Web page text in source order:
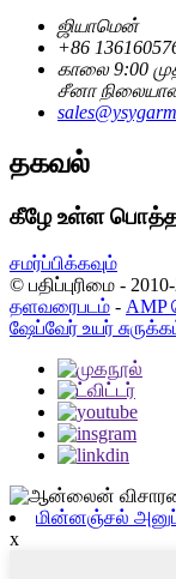
ஜியாமென்
+86
காலை 9:00
சீனா
தகவல்
கீழே உள்ள
சமர்ப்பிக்கவும்
© பதிப்புரிமை -
தளவரைபடம் -
ஷேப்வேர் உயர்
மின்னஞ்சல்
x